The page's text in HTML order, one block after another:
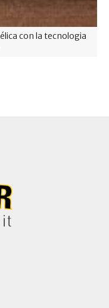
con la tecnologia